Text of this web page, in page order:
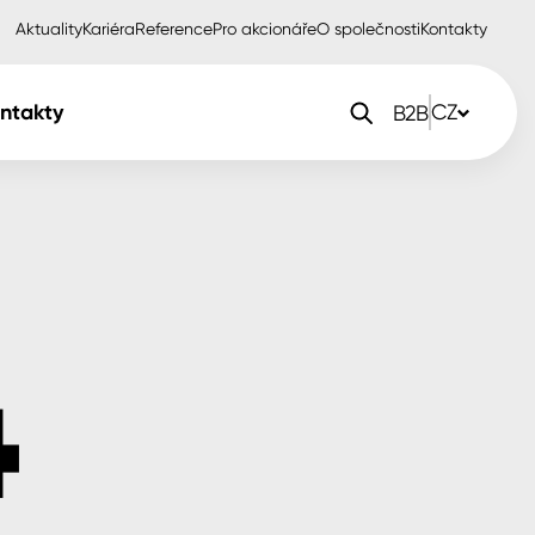
AktualityKariéraReferencePro akcionářeO společnostiKontakty
B2BCZ